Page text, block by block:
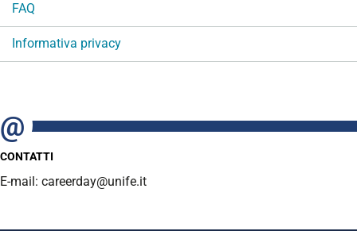
FAQ
Informativa privacy
CONTATTI
E-mail: careerday@unife.it